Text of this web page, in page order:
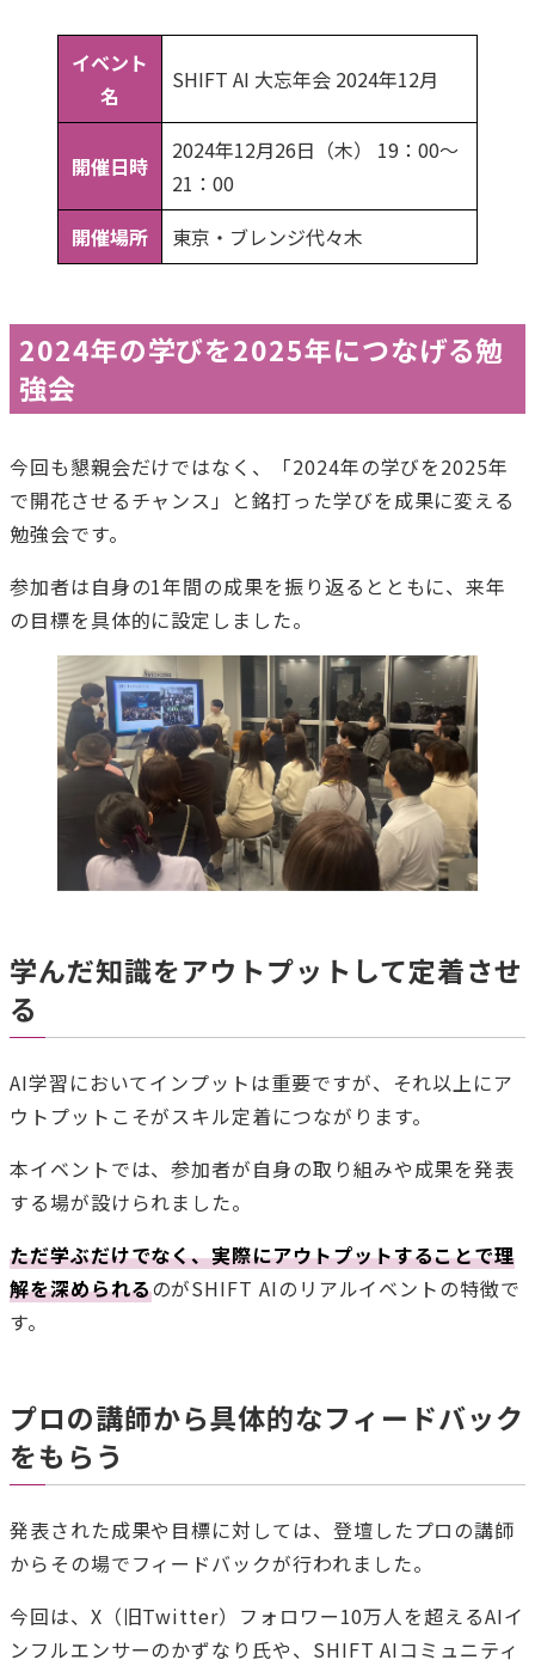
イベント
名
SHIFT AI 大忘年会 2024年12月
開催日時
2024年12月26日（木） 19：00〜
21：00
開催場所
東京・ブレンジ代々木
2024年の学びを2025年につなげる勉
強会
今回も懇親会だけではなく、「2024年の学びを2025年
で開花させるチャンス」と銘打った学びを成果に変える
勉強会です。
参加者は自身の1年間の成果を振り返るとともに、来年
の目標を具体的に設定しました。
学んだ知識をアウトプットして定着させ
る
AI学習においてインプットは重要ですが、それ以上にア
ウトプットこそがスキル定着につながります。
本イベントでは、参加者が自身の取り組みや成果を発表
する場が設けられました。
ただ学ぶだけでなく、実際にアウトプットすることで理
解を深められるのがSHIFT AIのリアルイベントの特徴で
す。
プロの講師から具体的なフィードバック
をもらう
発表された成果や目標に対しては、登壇したプロの講師
からその場でフィードバックが行われました。
今回は、X（旧Twitter）フォロワー10万人を超えるAIイ
ンフルエンサーのかずなり氏や、SHIFT AIコミュニティ